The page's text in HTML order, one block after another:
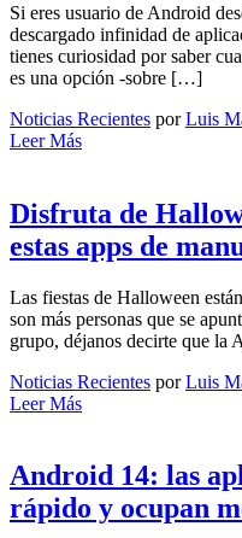
Si eres usuario de Android
descargado infinidad de
tienes curiosidad por saber
es una opción -sobre […]
Noticias Recientes porLuis
Leer Más
Disfruta de
estas apps de
Las fiestas de Halloween
son más personas que se
grupo, déjanos decirte que
Noticias Recientes porLuis
Leer Más
Android 14: las
rápido y ocupan